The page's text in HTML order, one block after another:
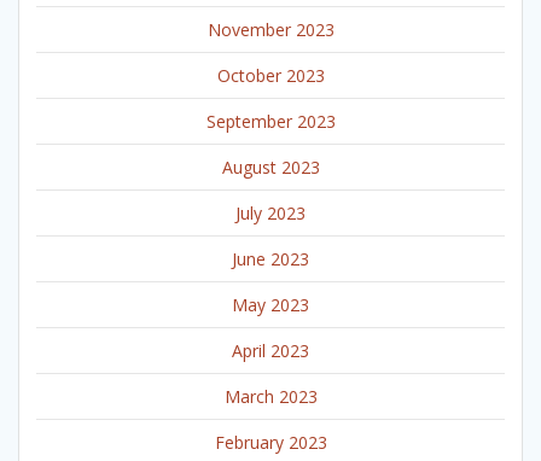
November 2023
October 2023
September 2023
August 2023
July 2023
June 2023
May 2023
April 2023
March 2023
February 2023